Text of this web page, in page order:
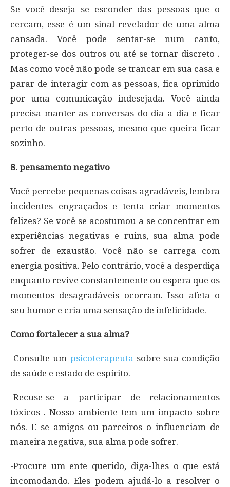
Se você deseja se esconder das pessoas que o
cercam, esse é um sinal revelador de uma alma
cansada. Você pode sentar-se num canto,
proteger-se dos outros ou até se tornar discreto .
Mas como você não pode se trancar em sua casa e
parar de interagir com as pessoas, fica oprimido
por uma comunicação indesejada. Você ainda
precisa manter as conversas do dia a dia e ficar
perto de outras pessoas, mesmo que queira ficar
sozinho.
8. pensamento negativo
Você percebe pequenas coisas agradáveis, lembra
incidentes engraçados e tenta criar momentos
felizes? Se você se acostumou a se concentrar em
experiências negativas e ruins, sua alma pode
sofrer de exaustão. Você não se carrega com
energia positiva. Pelo contrário, você a desperdiça
enquanto revive constantemente ou espera que os
momentos desagradáveis ​​ocorram. Isso afeta o
seu humor e cria uma sensação de infelicidade.
Como fortalecer a sua alma?
-Consulte um psicoterapeuta sobre sua condição
de saúde e estado de espírito.
-Recuse-se a participar de relacionamentos
tóxicos . Nosso ambiente tem um impacto sobre
nós. E se amigos ou parceiros o influenciam de
maneira negativa, sua alma pode sofrer.
-Procure um ente querido, diga-lhes o que está
incomodando. Eles podem ajudá-lo a resolver o